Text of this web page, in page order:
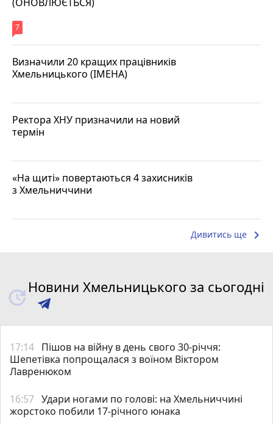
7
Визначили 20 кращих працівників
Хмельницького (ІМЕНА)
Ректора ХНУ призначили на новий
термін
«На щиті» повертаються 4 захисників
з Хмельниччини
Дивитись ще keyboard_arrow_right
Новини Хмельницького за сьогодні
17:14 Пішов на війну в день свого 30-річчя:
Шепетівка попрощалася з воїном Віктором
Лавренюком
16:57 Удари ногами по голові: на Хмельниччині
жорстоко побили 17-річного юнака